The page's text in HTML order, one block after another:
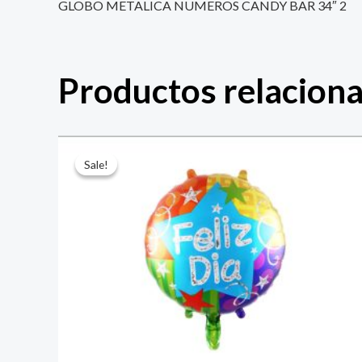
GLOBO METALICA NUMEROS CANDY BAR 34″ 2
Productos
Sale!
Sale!precio
original
$ 2.800.